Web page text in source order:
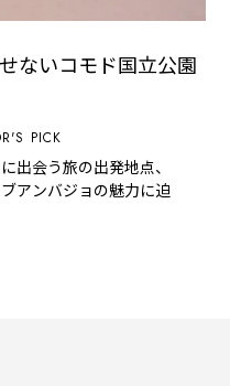
ないコモド国立公園
PICK
出会う旅の出発地点、
アンバジョの魅力に迫